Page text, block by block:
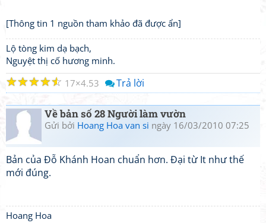
[Thông tin 1 nguồn tham khảo đã được ẩn]
Lộ tòng kim dạ bạch,
Nguyệt thị cố hương minh.
☆
☆
☆
☆
☆ 17 4.53 Trả lời
Về bản số 28 Người làm vườn
Gửi bởi Hoang Hoa van si ngày 16/03/2010 07:25
Bản của Đỗ Khánh Hoan chuẩn hơn. Đại từ It như thế
mới đúng.
Hoang Hoa